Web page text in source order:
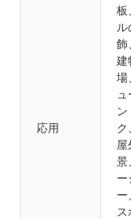
応用
板
ル
飾
建
場
ン
ク
屋
景
ー
ー
ス